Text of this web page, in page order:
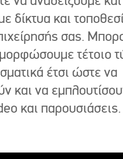
δίκτυα και
σας.
τέτοιο
έτσι ώστε να
και να
και παρουσιάσεις.